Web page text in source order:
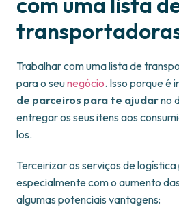
Trabalhar com uma lista de
para o seunegócio. Isso porque é
de parceiros para te ajudarno
entregar os seus itens aos
los.
Terceirizar os serviços de
especialmente com o aumento
algumas potenciais vantagens: